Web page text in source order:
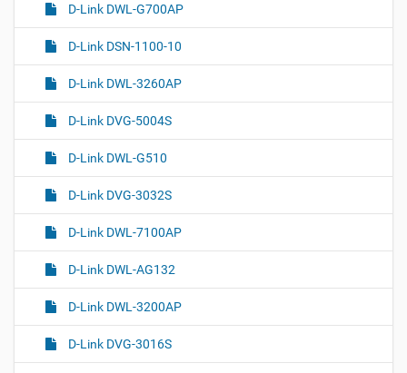
D-Link DWL-G700AP
D-Link DSN-1100-10
D-Link DWL-3260AP
D-Link DVG-5004S
D-Link DWL-G510
D-Link DVG-3032S
D-Link DWL-7100AP
D-Link DWL-AG132
D-Link DWL-3200AP
D-Link DVG-3016S